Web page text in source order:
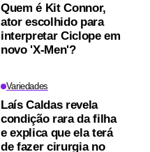
Quem é Kit Connor,
ator escolhido para
interpretar Ciclope em
novo 'X-Men'?
Variedades
Laís Caldas revela
condição rara da filha
e explica que ela terá
de fazer cirurgia no